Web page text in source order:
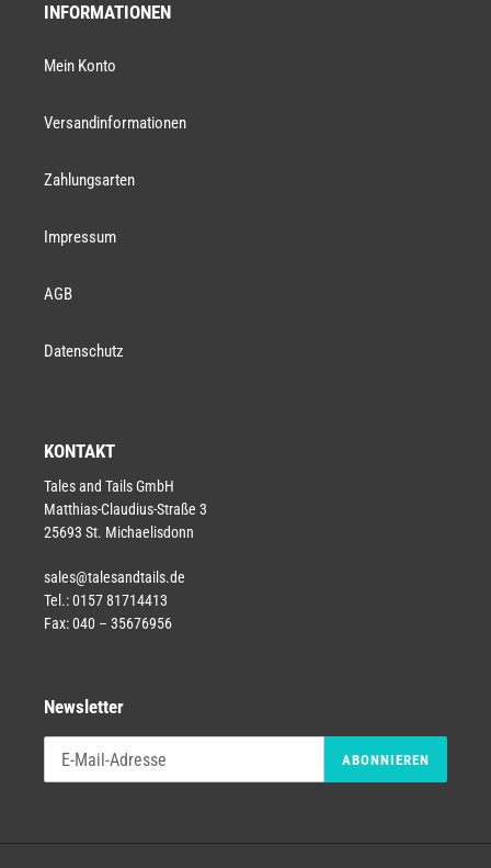
INFORMATIONEN
Mein Konto
Versandinformationen
Zahlungsarten
Impressum
AGB
Datenschutz
KONTAKT
Tales and Tails GmbH
Matthias-Claudius-Straße 3
25693 St. Michaelisdonn
sales@talesandtails.de
Tel.: 0157 81714413
Fax: 040 – 35676956
Newsletter
ABONNIEREN